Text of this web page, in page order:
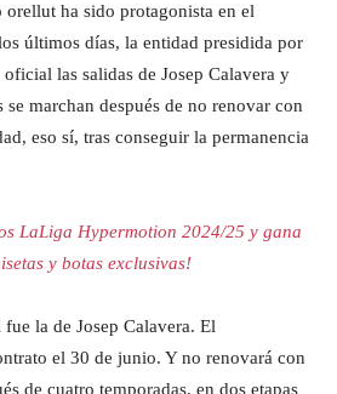
orellut ha sido protagonista en el
últimos días, la entidad presidida por
las salidas de Josep Calavera y
marchan después de no renovar con
eso sí, tras conseguir la permanencia
LaLiga Hypermotion 2024/25 y gana
y botas exclusivas!
la de Josep Calavera. El
el 30 de junio. Y no renovará con
de cuatro temporadas, en dos etapas